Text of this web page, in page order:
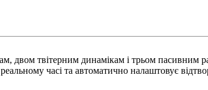
двом твітерним динамікам і трьом пасивним
часі та автоматично налаштовує